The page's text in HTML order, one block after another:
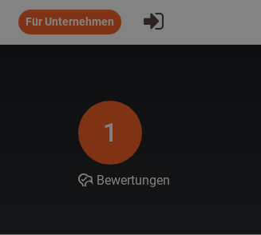
Für Unternehmen Eintragen
1
Bewertungen